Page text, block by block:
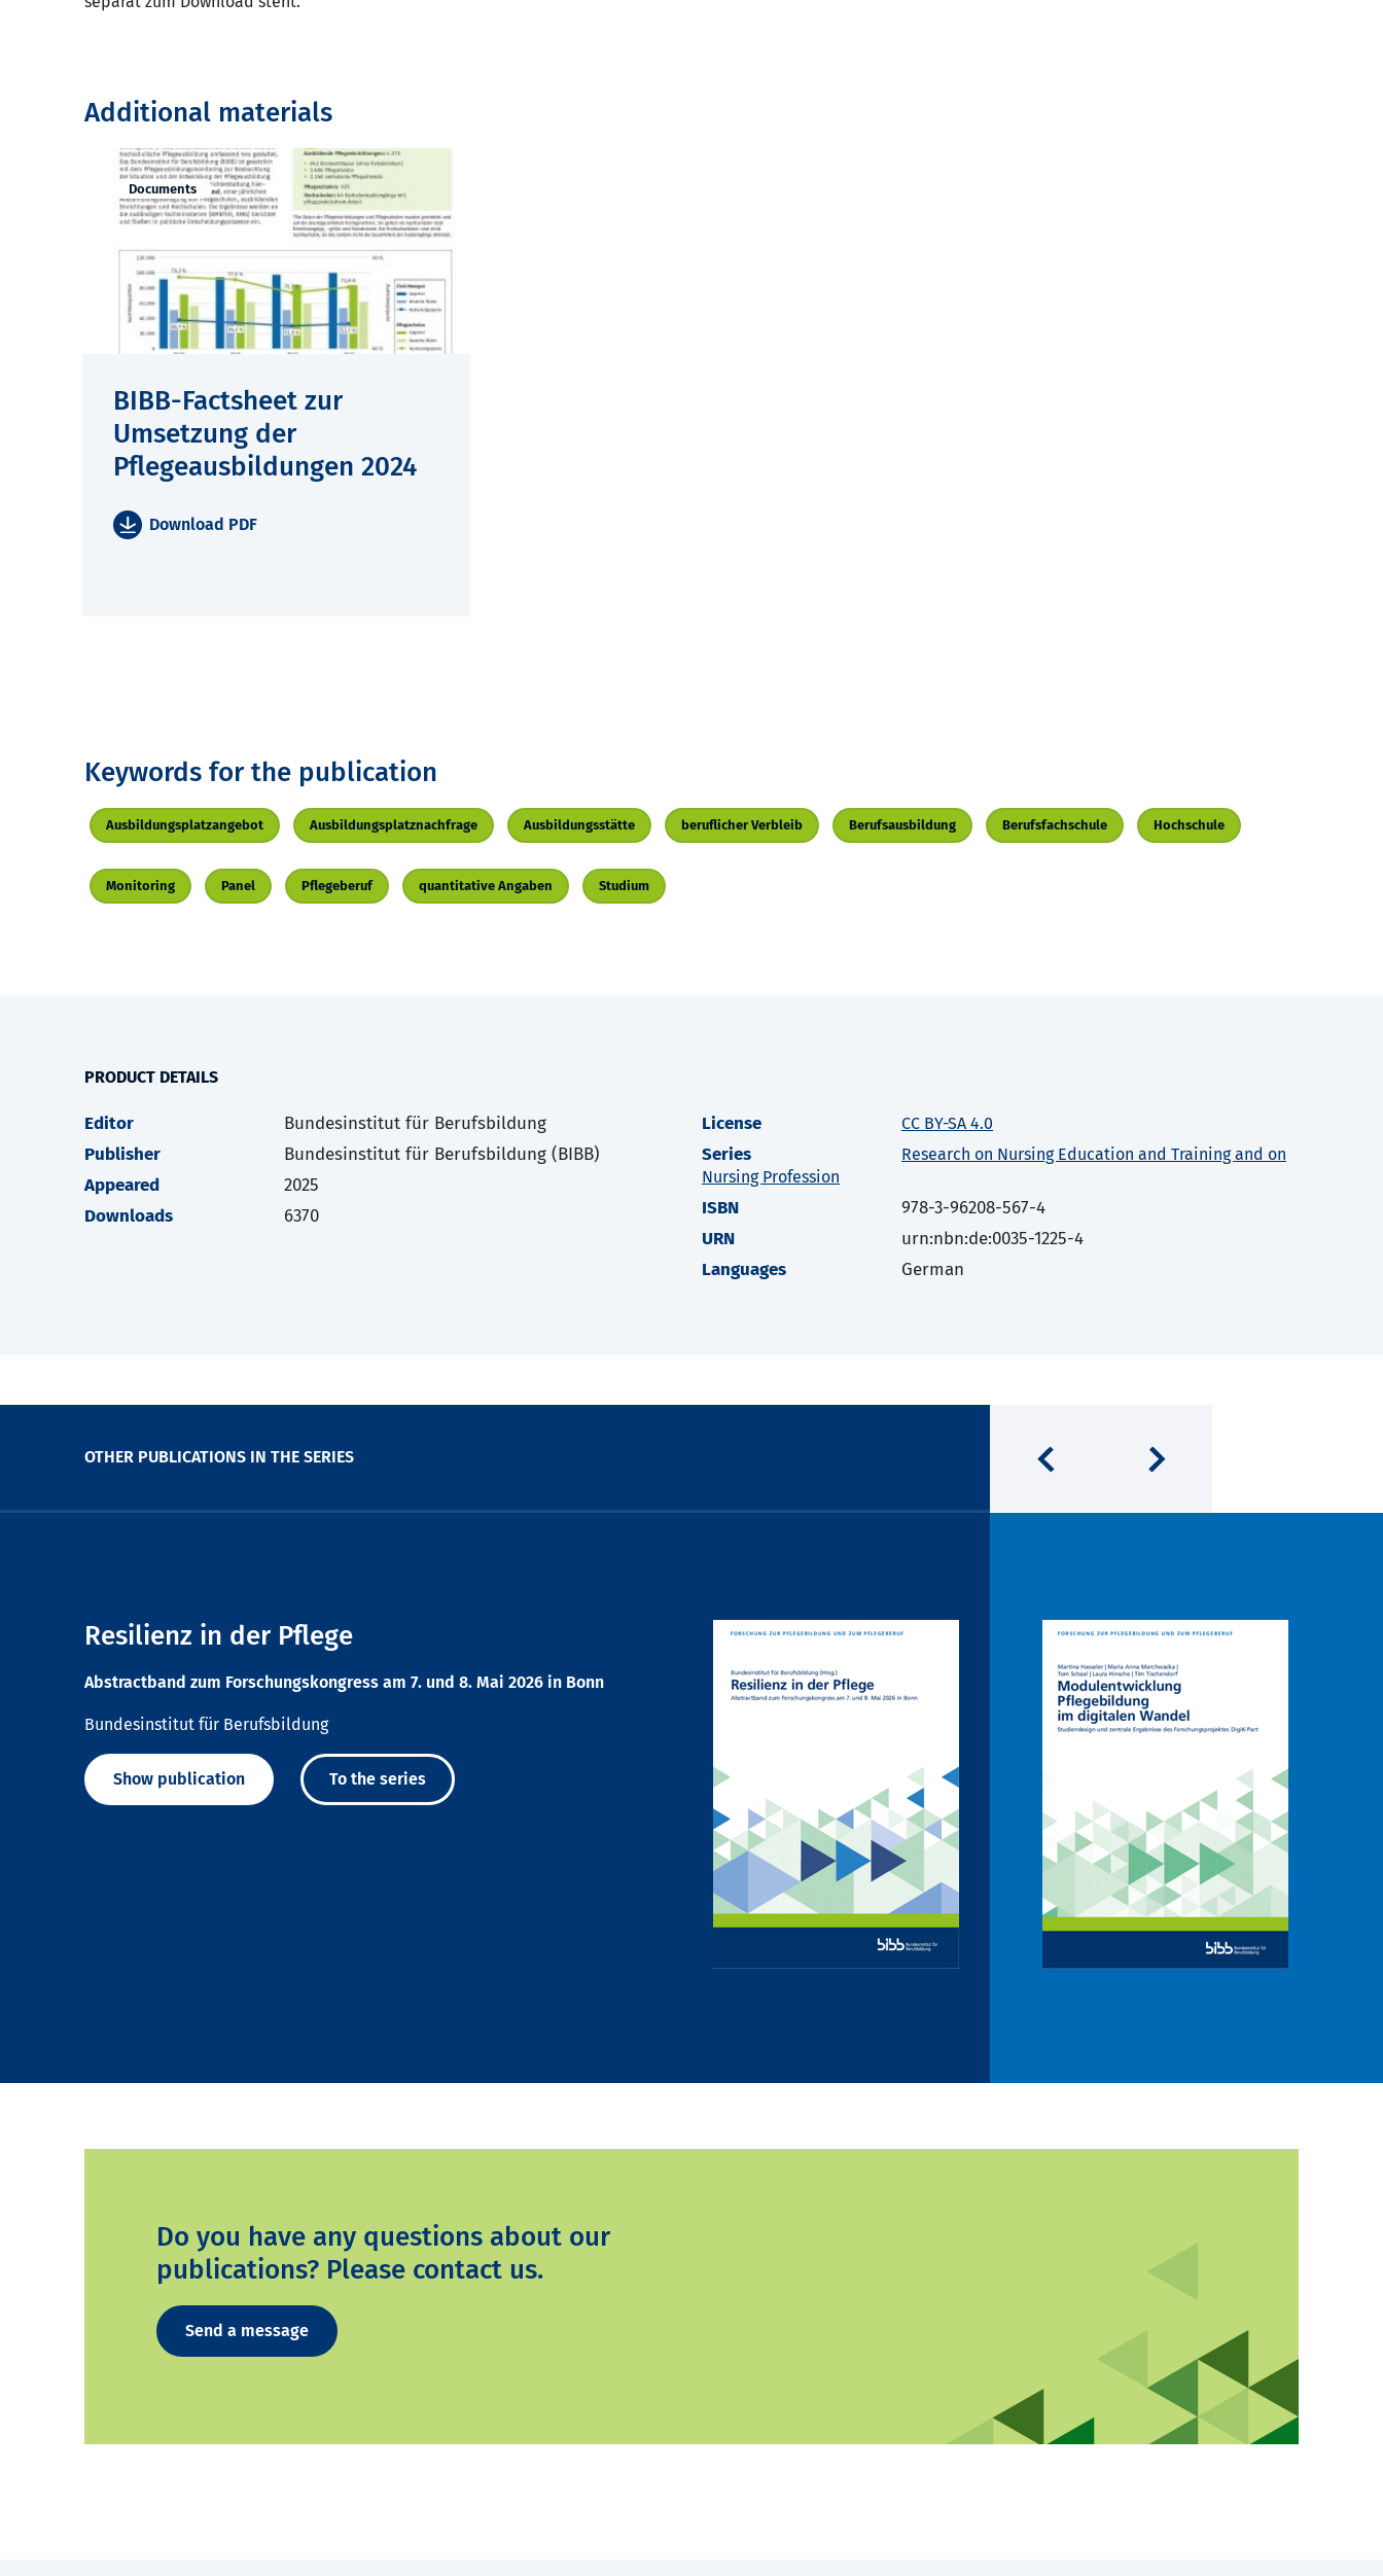
Additional materials
Documents
BIBB-Factsheet zur
Umsetzung der
Pflegeausbildungen 2024
Download PDF
Keywords for the publication
Ausbildungsplatzangebot Ausbildungsplatznachfrage Ausbildungsstätte beruflicher Verbleib Berufsausbildung Berufsfachschule Hochschule
Monitoring Panel Pflegeberuf quantitative Angaben Studium
PRODUCT DETAILS
Editor
Bundesinstitut für Berufsbildung
Publisher
Bundesinstitut für Berufsbildung (BIBB)
Appeared
2025
Downloads
6370
License CC BY-SA 4.0
Series
Research on Nursing Education and Training and on
Nursing Profession
ISBN
978-3-96208-567-4
URN
urn:nbn:de:0035-1225-4
Languages
German
OTHER PUBLICATIONS IN THE SERIES
Resilienz in der Pflege
Abstractband zum Forschungskongress am 7. und 8. Mai 2026 in Bonn
Bundesinstitut für Berufsbildung
Show publication To the series
Do you have any questions about our
publications? Please contact us.
Send a message